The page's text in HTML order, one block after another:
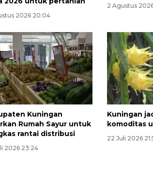
2026 20:04
2 Agustus
Kuningan
Rumah Sayur untuk
rantai distribusi
2026 23:24
Kuningan
komoditas
22 Juli 2026